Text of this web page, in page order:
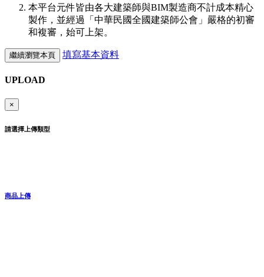
本平台元件皆由各大建築師與BIM製造商不計成本精心
製作，並經過「中華民國全國建築師公會」嚴格的初審
和複審，始可上架。
繼續瀏覽本頁 填寫基本資料
UPLOAD
×
請選擇上傳類型
商品上傳